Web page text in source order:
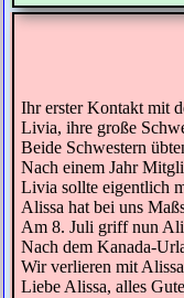
Ihr erster Kontakt mit
Livia, ihre große
Beide Schwestern
Nach einem Jahr
Livia sollte eigentlich
Alissa hat bei uns
Am 8. Juli griff nun
Nach dem Kanada-
Wir verlieren mit
Liebe Alissa, alles